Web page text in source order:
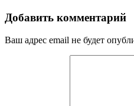
Добавить комментарий
Ваш адрес email не будет